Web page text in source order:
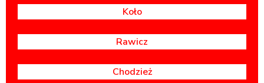
Koło
Rawicz
Chodzież